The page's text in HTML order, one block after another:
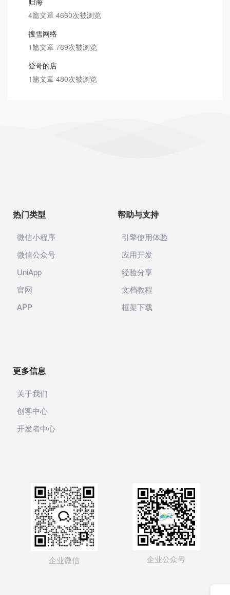
4篇文章 4660次被浏览
搜雪网络
1篇文章 789次被浏览
登哥的店
1篇文章 480次被浏览
热门类型
微信小程序
微信公众号
UniApp
官网
APP
帮助与支持
引擎使用体验
应用开发
经验分享
文档教程
框架下载
更多信息
关于我们
创客中心
开发者中心
企业微信 企业公众号